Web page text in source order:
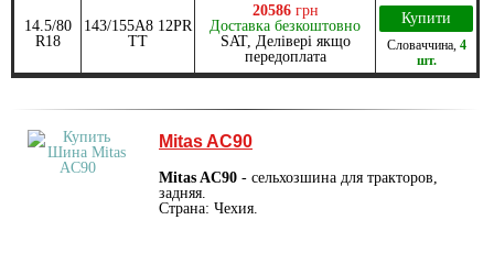
14.5/80
R18
143/155А8 12PR
TT
20586 грн
Доставка безкоштовно
SAT, Делівері якщо
передоплата
Купити
Словаччина, 4
шт.
Mitas AC90
Mitas AC90 - сельхозшина для тракторов,
задняя.
Страна: Чехия.